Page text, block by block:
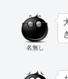
名無し